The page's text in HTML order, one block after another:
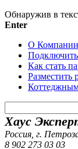
Обнаружив в
Enter
О Компании
Как стать
Разместить
Хаус
Россия, г.
8 902 273 03 03